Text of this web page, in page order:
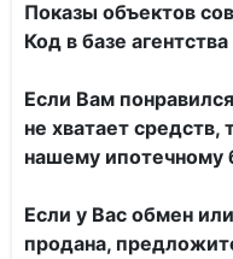
Показы объектов
Код в базе
Если Вам
не хватает
нашему ипотечному
Если у Вас обмен
продана,